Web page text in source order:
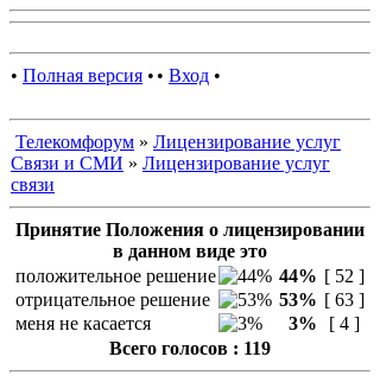
• Полная версия • • Вход •
Телекомфорум » Лицензирование услуг
Связи и СМИ » Лицензирование услуг
связи
Принятие Положения о лицензировании
в данном виде это
положительное решение
44% [ 52 ]
отрицательное решение
53% [ 63 ]
меня не касается
3%
[ 4 ]
Всего голосов : 119